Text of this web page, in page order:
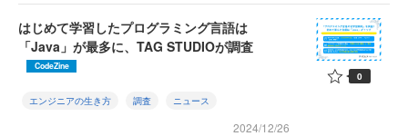
はじめて学習したプログラミング言語は
「Java」が最多に、TAG STUDIOが調査
CodeZine
エンジニアの生き方 調査 ニュース
2024/12/26
0